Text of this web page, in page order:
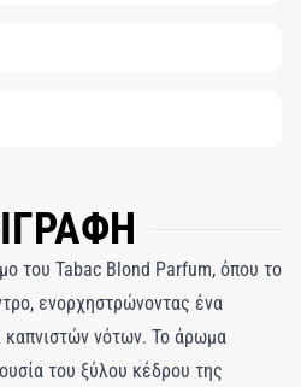
του Tabac Blond Parfum, όπου το
ενορχηστρώνοντας ένα
νότων. Το άρωμα
του ξύλου κέδρου της